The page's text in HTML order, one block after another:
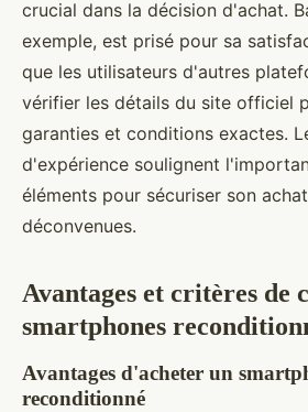
crucial dans la décision d'achat.
exemple, est prisé pour sa
que les utilisateurs d'autres
vérifier les détails du site officiel
garanties et conditions exactes.
d'expérience soulignent
éléments pour sécuriser son
déconvenues.
Avantages et critères de
smartphones
Avantages d'acheter un
reconditionné